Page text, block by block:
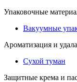
Упаковочные
Вакуумные
Ароматизация и
Сухой туман
Защитные крема и